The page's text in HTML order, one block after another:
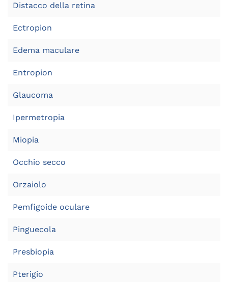
Distacco della retina
Ectropion
Edema maculare
Entropion
Glaucoma
Ipermetropia
Miopia
Occhio secco
Orzaiolo
Pemfigoide oculare
Pinguecola
Presbiopia
Pterigio